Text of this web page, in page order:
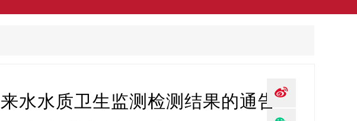
水水质卫生监测检测结果的通告